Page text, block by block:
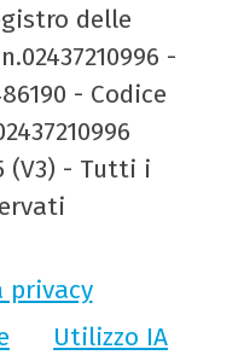
delle
-
- Codice
(V3) - Tutti i
privacy
Utilizzo IA